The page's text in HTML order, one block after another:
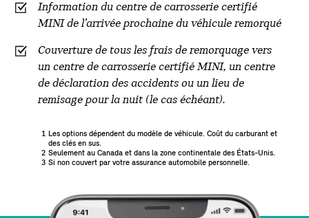
Information du centre de carrosserie certifié
MINI de l’arrivée prochaine du véhicule remorqué
Couverture de tous les frais de remorquage vers
un centre de carrosserie certifié MINI, un centre
de déclaration des accidents ou un lieu de
remisage pour la nuit (le cas échéant).
1 Les options dépendent du modèle de véhicule. Coût du carburant et
des clés en sus.
2 Seulement au Canada et dans la zone continentale des États-Unis.
3 Si non couvert par votre assurance automobile personnelle.